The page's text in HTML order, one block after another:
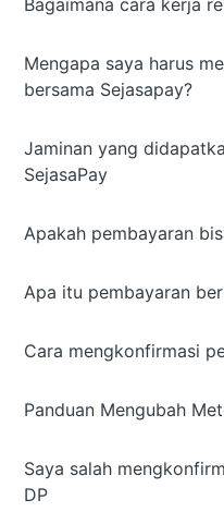
Bagaimana cara kerja
Mengapa saya harus
bersama Sejasapay?
Jaminan yang
SejasaPay
Apakah pembayaran
Apa itu pembayaran
Cara mengkonfirmasi
Panduan Mengubah
Saya salah
DP